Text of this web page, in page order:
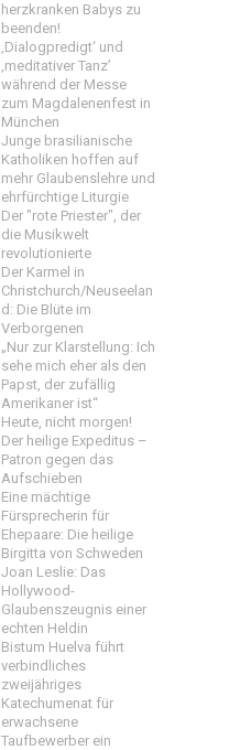
herzkranken Babys zu
beenden!
‚Dialogpredigt‘ und
‚meditativer Tanz’
während der Messe
zum Magdalenenfest in
München
Junge brasilianische
Katholiken hoffen auf
mehr Glaubenslehre und
ehrfürchtige Liturgie
Der "rote Priester", der
die Musikwelt
revolutionierte
Der Karmel in
Christchurch/Neuseelan
d: Die Blüte im
Verborgenen
„Nur zur Klarstellung: Ich
sehe mich eher als den
Papst, der zufällig
Amerikaner ist“
Heute, nicht morgen!
Der heilige Expeditus –
Patron gegen das
Aufschieben
Eine mächtige
Fürsprecherin für
Ehepaare: Die heilige
Birgitta von Schweden
Joan Leslie: Das
Hollywood-
Glaubenszeugnis einer
echten Heldin
Bistum Huelva führt
verbindliches
zweijähriges
Katechumenat für
erwachsene
Taufbewerber ein